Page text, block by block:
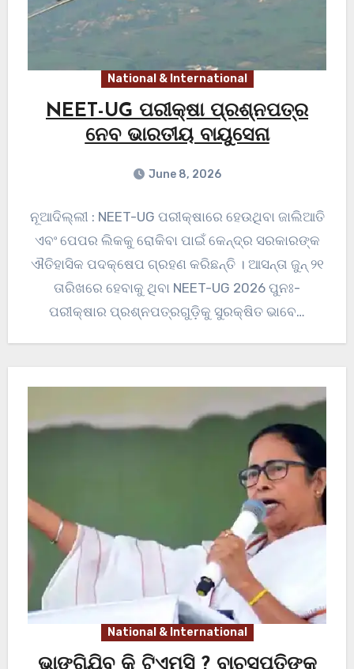
National & International
NEET-UG ପରୀକ୍ଷା ପ୍ରଶ୍ନପତ୍ର
ନେବ ଭାରତୀୟ ବାୟୁସେନା
June 8, 2026
ନୂଆଦିଲ୍ଲୀ : NEET-UG ପରୀକ୍ଷାରେ ହେଉଥିବା ଜାଲିଆତି
ଏବଂ ପେପର ଲିକକୁ ରୋକିବା ପାଇଁ କେନ୍ଦ୍ର ସରକାରଙ୍କ
ଐତିହାସିକ ପଦକ୍ଷେପ ଗ୍ରହଣ କରିଛନ୍ତି । ଆସନ୍ତା ଜୁନ୍ ୨୧
ତାରିଖରେ ହେବାକୁ ଥିବା NEET-UG 2026 ପୁନଃ-
ପରୀକ୍ଷାର ପ୍ରଶ୍ନପତ୍ରଗୁଡ଼ିକୁ ସୁରକ୍ଷିତ ଭାବେ…
National & International
ଭାଙ୍ଗିଯିବ କି ଟିଏମସି ? ବାଚସ୍ପତିଙ୍କୁ